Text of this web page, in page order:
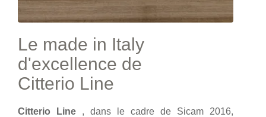
Le made in Italy
d'excellence de
Citterio Line
Citterio Line , dans le cadre de Sicam 2016,